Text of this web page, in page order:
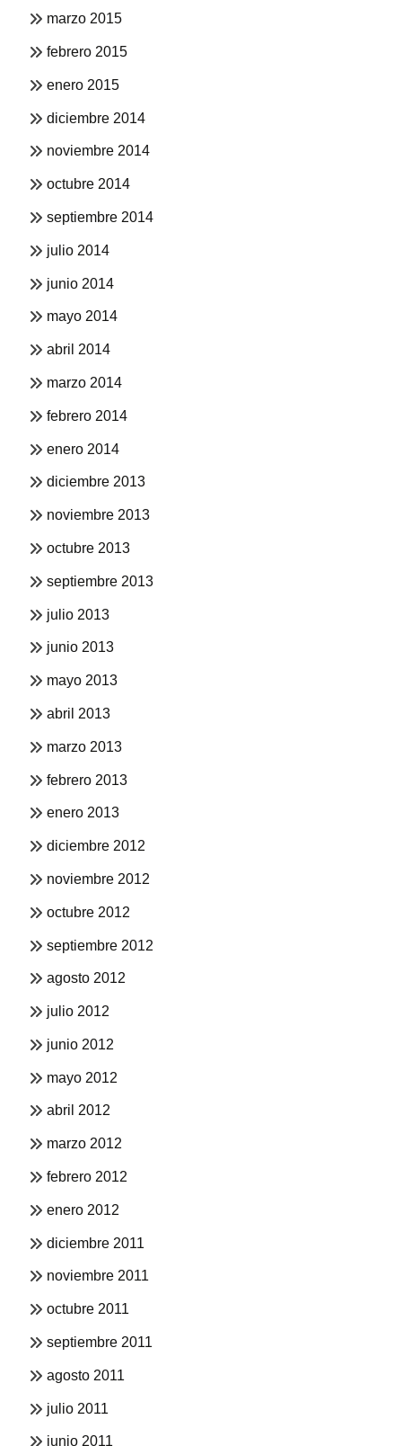
marzo 2015
febrero 2015
enero 2015
diciembre 2014
noviembre 2014
octubre 2014
septiembre 2014
julio 2014
junio 2014
mayo 2014
abril 2014
marzo 2014
febrero 2014
enero 2014
diciembre 2013
noviembre 2013
octubre 2013
septiembre 2013
julio 2013
junio 2013
mayo 2013
abril 2013
marzo 2013
febrero 2013
enero 2013
diciembre 2012
noviembre 2012
octubre 2012
septiembre 2012
agosto 2012
julio 2012
junio 2012
mayo 2012
abril 2012
marzo 2012
febrero 2012
enero 2012
diciembre 2011
noviembre 2011
octubre 2011
septiembre 2011
agosto 2011
julio 2011
junio 2011